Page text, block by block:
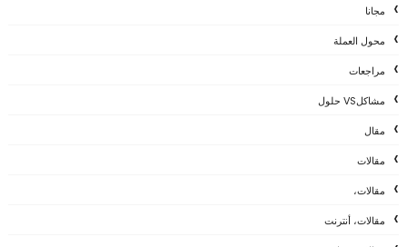
مجانا
محول العملة
مراجعات
مشاكلVS حلول
مقال
مقالات
مقالات،
مقالات، أنترنت